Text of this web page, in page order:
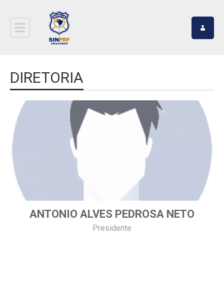
DIRETORIA
ANTONIO ALVES PEDROSA NETO
Presidente